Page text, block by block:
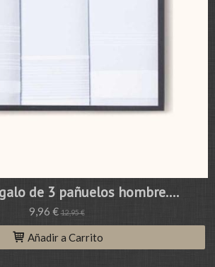
de 3 pañuelos hombre....
9,96 €12,95 €
Añadir a Carrito